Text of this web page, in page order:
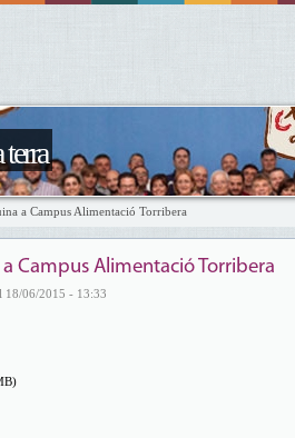
a Campus Alimentació Torribera
Campus Alimentació Torribera
18/06/2015 - 13:33